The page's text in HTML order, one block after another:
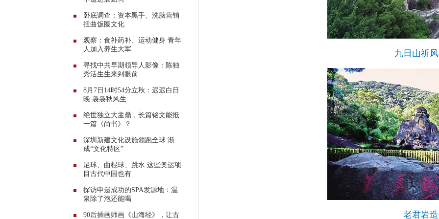
卧底调查：资本黑手、洗脑营销
扭曲饭圈文化
观察：食补药补、运动健身 青年
人加入养生大军
寻找中共早期领导人影像：陈独
秀活生生来到眼前
8月7日14时54分立秋：迟迟白日
晚 袅袅秋风生
绝世独立大盂鼎，长篇铭文能抵
一篇《尚书》？
深圳新建文化设施领跑全球 渐
成“文化特区”
足球、曲棍球、跳水 这些奥运项
目古代中国也有
探访申遗成功的SPA发源地：温
泉除了泡还能喝
90后插画师画《山海经》，让古
九日山祈
老君岩